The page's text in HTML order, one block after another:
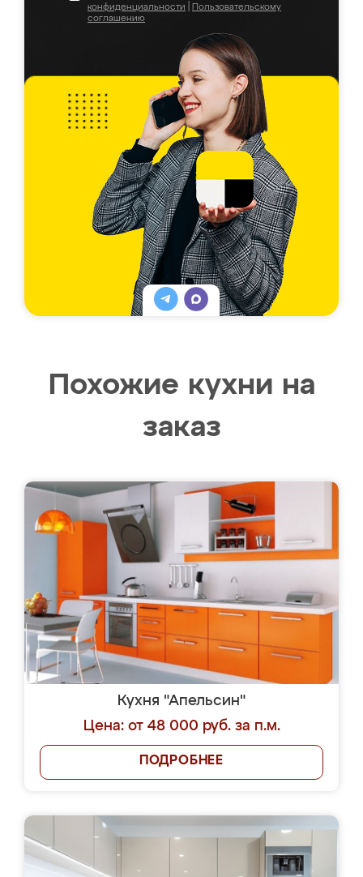
конфиденциальности
Пользовательскому
соглашению
Похожие кухни на
заказ
Кухня "Апельсин"
Цена: от 48 000 руб. за п.м.
ПОДРОБНЕЕ